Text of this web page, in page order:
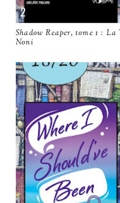
Shadow Reaper, tome 1 :
Noni